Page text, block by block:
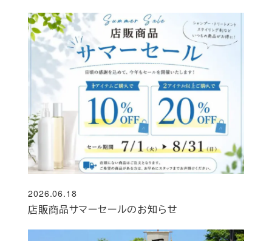
店販商品サマーセールのお知らせ
投稿日
2026.06.18